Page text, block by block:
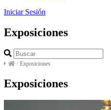
Iniciar Sesión
Exposiciones
/ Exposiciones
Exposiciones